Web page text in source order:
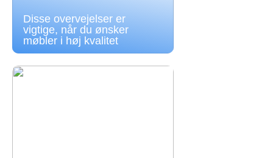
Disse overvejelser er
vigtige, når du ønsker
møbler i høj kvalitet